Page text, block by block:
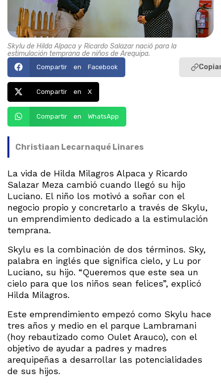
Skylu de Hilda Alpaca y Ricardo Salazar nació para la
estimulación temprana de niños de Arequipa.
Compartir en Facebook
Compartir en X
Compartir en WhatsApp
Christiaan Lecarnaqué Linares
La vida de Hilda Milagros Alpaca y Ricardo
Salazar Meza cambió cuando llegó su hijo
Luciano. El niño los motivó a soñar con el
negocio propio y concretarlo a través de Skylu,
un emprendimiento dedicado a la estimulación
temprana.
Skylu es la combinación de dos términos. Sky,
palabra en inglés que significa cielo, y Lu por
Luciano, su hijo. “Queremos que este sea un
cielo para que los niños sean felices”, explicó
Hilda Milagros.
Este emprendimiento empezó como Skylu hace
tres años y medio en el parque Lambramani
(hoy rebautizado como Oulet Arauco), con el
objetivo de ayudar a padres y madres
arequipeñas a desarrollar las potencialidades
de sus hijos.